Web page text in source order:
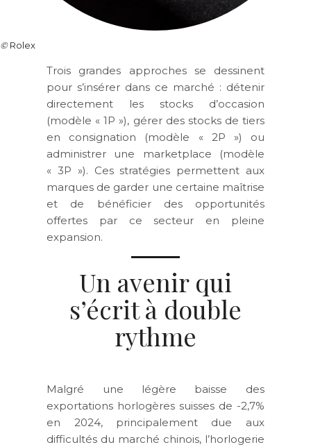
©Rolex
Trois grandes approches se dessinent
pour s’insérer dans ce marché : détenir
directement les stocks d’occasion
(modèle « 1P »), gérer des stocks de tiers
en consignation (modèle « 2P ») ou
administrer une marketplace (modèle
« 3P »). Ces stratégies permettent aux
marques de garder une certaine maîtrise
et de bénéficier des opportunités
offertes par ce secteur en pleine
expansion.
Un avenir qui
s’écrit à double
rythme
Malgré une légère baisse des
exportations horlogères suisses de -2,7%
en 2024, principalement due aux
difficultés du marché chinois, l’horlogerie